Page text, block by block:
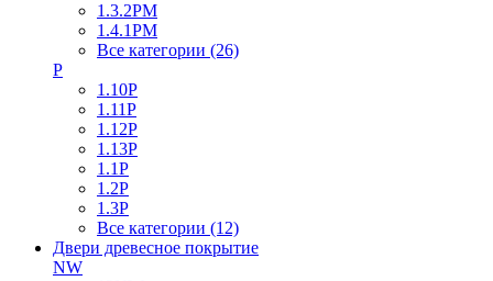
1.3.2PM
1.4.1PM
Все категории (26)
P
1.10P
1.11P
1.12P
1.13P
1.1P
1.2P
1.3P
Все категории (12)
Двери древесное покрытие
NW